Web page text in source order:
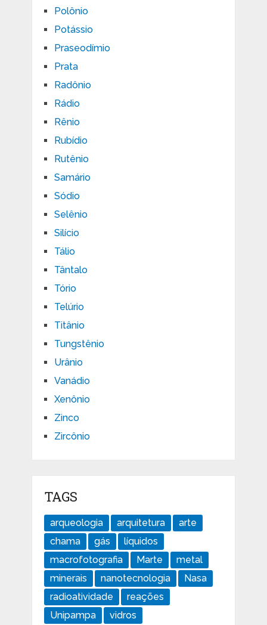
Polônio
Potássio
Praseodímio
Prata
Radônio
Rádio
Rênio
Rubídio
Rutênio
Samário
Sódio
Selênio
Silício
Tálio
Tântalo
Tório
Telúrio
Titânio
Tungstênio
Urânio
Vanádio
Xenônio
Zinco
Zircônio
TAGS
arqueologia arquitetura
arte
chama
gás
líquidos
macrofotografia
Marte
metal
minerais
nanotecnologia
Nasa
radioatividade
reações
Unipampa
vidros